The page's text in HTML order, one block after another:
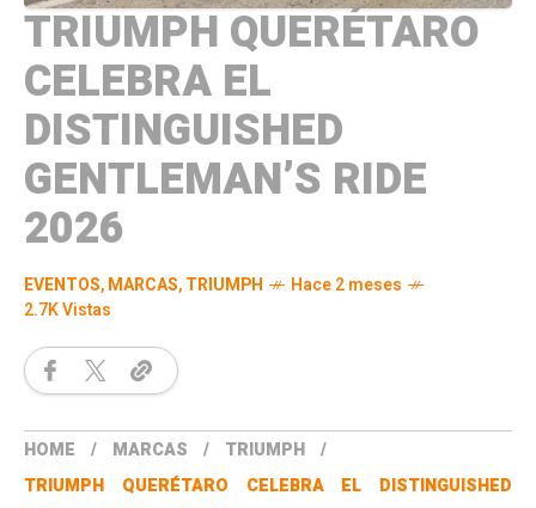
TRIUMPH QUERÉTARO
CELEBRA EL
DISTINGUISHED
GENTLEMAN’S RIDE
2026
EVENTOS,MARCAS,TRIUMPH
Hace 2 meses
2.7K Vistas
HOME MARCAS
TRIUMPH
TRIUMPH QUERÉTARO CELEBRA EL DISTINGUISHED